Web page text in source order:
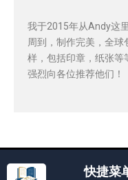
我于2015年从Andy这
周到，制作完美，全
样，包括印章，纸张
强烈向各位推荐他们！
快捷菜